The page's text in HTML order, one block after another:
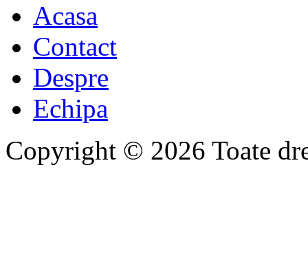
Acasa
Contact
Despre
Echipa
Copyright © 2026 Toate